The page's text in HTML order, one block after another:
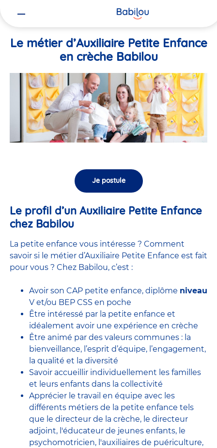
Le métier d’Auxiliaire Petite Enfance
en crèche Babilou
Je postule
Le profil d’un Auxiliaire Petite Enfance
chez Babilou
La petite enfance vous intéresse ? Comment
savoir si le métier d’Auxiliaire Petite Enfance est fait
pour vous ? Chez Babilou, c’est :
Avoir son CAP petite enfance, diplôme niveau
V et/ou BEP CSS en poche
Être intéressé par la petite enfance et
idéalement avoir une expérience en crèche
Être animé par des valeurs communes : la
bienveillance, l’esprit d’équipe, l’engagement,
la qualité et la diversité
Savoir accueillir individuellement les familles
et leurs enfants dans la collectivité
Apprécier le travail en équipe avec les
différents métiers de la petite enfance tels
que le directeur de la crèche, le directeur
adjoint, l'éducateur de jeunes enfants, le
psychomotricien, l'auxiliaires de puériculture,